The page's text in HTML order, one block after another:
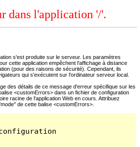
dans l'application '/'.
s'est produite sur le serveur. Les paramètres
cette application empêchent l'affichage à distance
(pour des raisons de sécurité). Cependant, ils
qui s'exécutent sur l'ordinateur serveur local.
des détails de ce message d'erreur spécifique sur les
<customErrors> dans un fichier de configuration
racine de l'application Web en cours. Attribuez
de cette balise <customErrors>.